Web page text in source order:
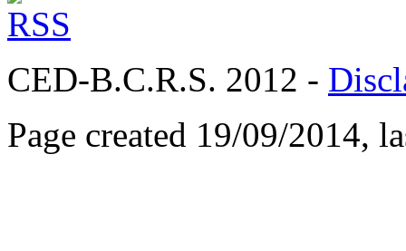
CED-B.C.R.S. 2012 -
Page created 19/09/2014,